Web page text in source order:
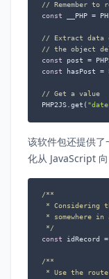
// Remember to
const __PHP =
// Extract
// the object
const post =
const hasPost =
// Get a value
PHP2JS.get(
该软件包还提供了
化从 JavaScript
/**
* Considering
* somewhere
*/
const idRecord =
/**
* Use the